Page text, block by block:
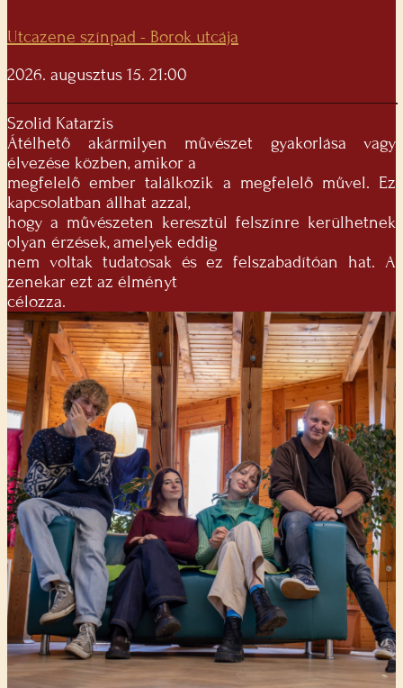
Utcazene színpad - Borok utcája
2026. augusztus 15. 21:00
Szolid Katarzis
Átélhető akármilyen művészet gyakorlása vagy
élvezése közben, amikor a
megfelelő ember találkozik a megfelelő művel. Ez
kapcsolatban állhat azzal,
hogy a művészeten keresztül felszínre kerülhetnek
olyan érzések, amelyek eddig
nem voltak tudatosak és ez felszabadítóan hat. A
zenekar ezt az élményt
célozza.